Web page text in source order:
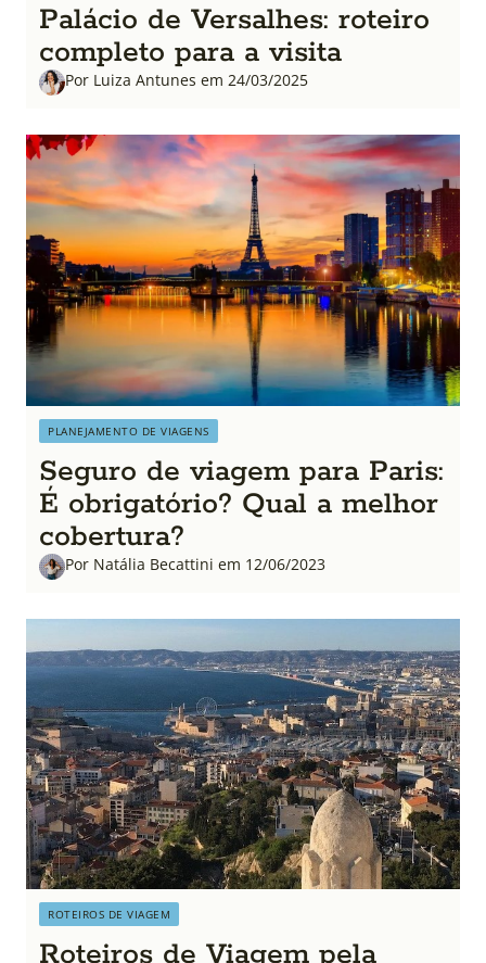
Palácio de Versalhes: roteiro
completo para a visita
Por Luiza Antunes em 24/03/2025
PLANEJAMENTO DE VIAGENS
Seguro de viagem para Paris:
É obrigatório? Qual a melhor
cobertura?
Por Natália Becattini em 12/06/2023
ROTEIROS DE VIAGEM
Roteiros de Viagem pela